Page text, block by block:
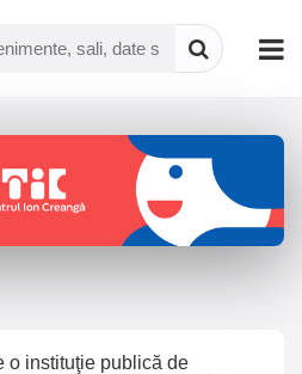
o instituţie publică de